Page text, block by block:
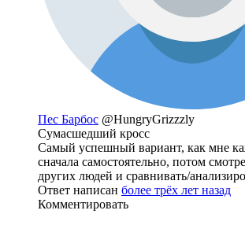
Пес Барбос @HungryGrizzzly
Сумасшедший кросс
Самый успешный вариант, как мне
сначала самостоятельно, потом
других людей и сравнивать/
Ответ написан более трёх лет назад
Комментировать